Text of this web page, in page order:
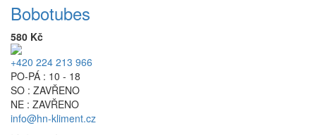
Bobotubes
580 Kč
+420 224 213 966
PO-PÁ : 10 - 18
SO : ZAVŘENO
NE : ZAVŘENO
info@hn-kliment.cz